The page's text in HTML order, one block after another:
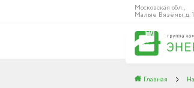
Московская обл.,
Малые Вязёмы, д. 1
Главная